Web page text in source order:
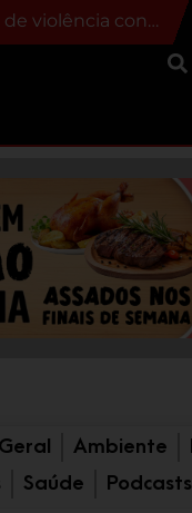
Carro é arremessado contra ponto de ônibus após colisão; quatro pessoas ficam feridas
preso
Geral Ambiente
Saúde Podcasts